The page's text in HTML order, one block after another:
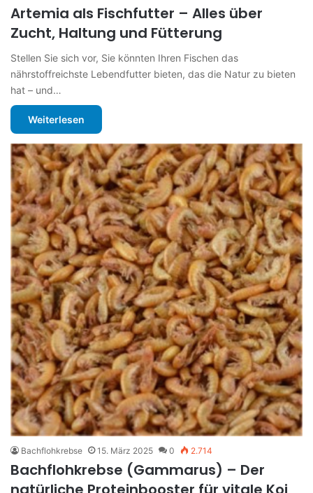
Artemia als Fischfutter – Alles über
Zucht, Haltung und Fütterung
Stellen Sie sich vor, Sie könnten Ihren Fischen das
nährstoffreichste Lebendfutter bieten, das die Natur zu bieten
hat – und…
Weiterlesen
Bachflohkrebse 15. März 2025 0 2.714
Bachflohkrebse (Gammarus) – Der